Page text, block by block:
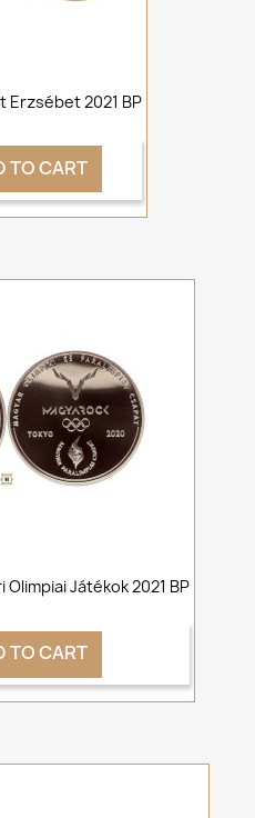
Erzsébet 2021 BP
TO CART
Olimpiai Játékok 2021 BP
TO CART